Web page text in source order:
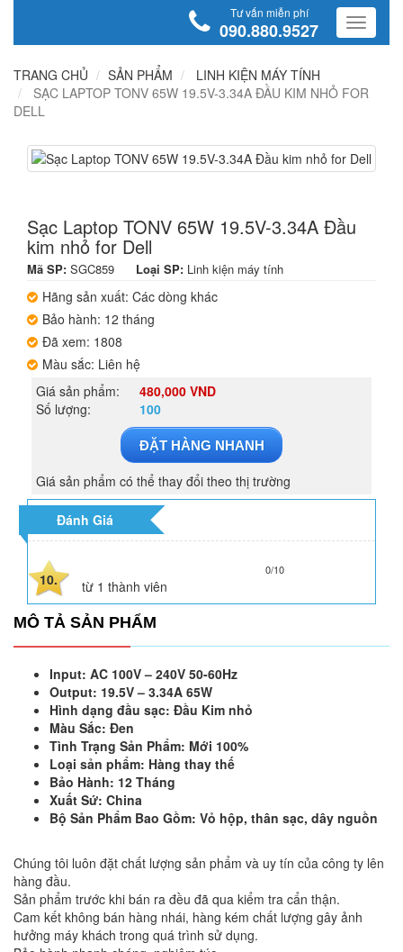
Tư vấn miễn phí
090.880.9527
TRANG CHỦ SẢN PHẨM
LINH KIỆN MÁY TÍNH
SẠC LAPTOP TONV 65W 19.5V-3.34A ĐẦU KIM NHỎ FOR
DELL
Sạc Laptop TONV 65W 19.5V-3.34A Đầu
kim nhỏ for Dell
Mã SP: SGC859 Loại SP: Linh kiện máy tính
Hãng sản xuất: Các dòng khác
Bảo hành: 12 tháng
Đã xem: 1808
Màu sắc: Liên hệ
Giá sản phẩm:
480,000 VND
Số lượng:
100
ĐẶT HÀNG NHANH
Giá sản phẩm có thể thay đổi theo thị trường
Đánh Giá
10.
0/10
từ 1 thành viên
MÔ TẢ SẢN PHẨM
Input: AC 100V – 240V 50-60Hz
Output: 19.5V – 3.34A 65W
Hình dạng đầu sạc: Đầu Kim nhỏ
Màu Sắc: Đen
Tình Trạng Sản Phẩm: Mới 100%
Loại sản phẩm: Hàng thay thế
Bảo Hành: 12 Tháng
Xuất Sứ: China
Bộ Sản Phẩm Bao Gồm: Vỏ hộp, thân sạc, dây nguồn
Chúng tôi luôn đặt chất lượng sản phẩm và uy tín của công ty lên
hàng đầu.
Sản phẩm trước khi bán ra đều đã qua kiểm tra cẩn thận.
Cam kết không bán hàng nhái, hàng kém chất lượng gây ảnh
hưởng máy khách trong quá trình sử dụng.